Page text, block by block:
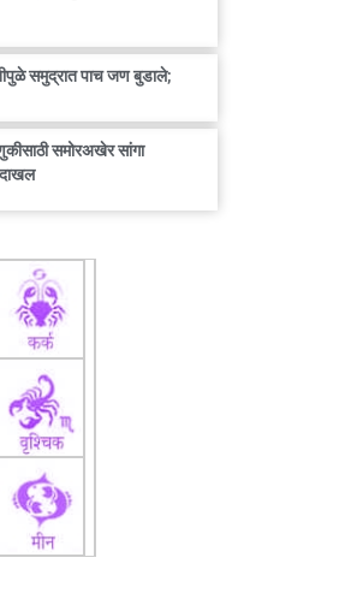
समुद्रात पाच जण बुडाले;
समोरअखेर सांगा